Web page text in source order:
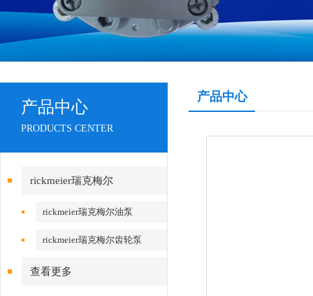
产品中心
PRODUCTS CENTER
rickmeier瑞克梅尔
rickmeier瑞克梅尔油泵
rickmeier瑞克梅尔齿轮泵
查看更多
产品中心